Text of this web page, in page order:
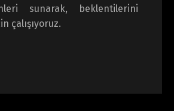
sunarak, beklentilerini
çalışıyoruz.